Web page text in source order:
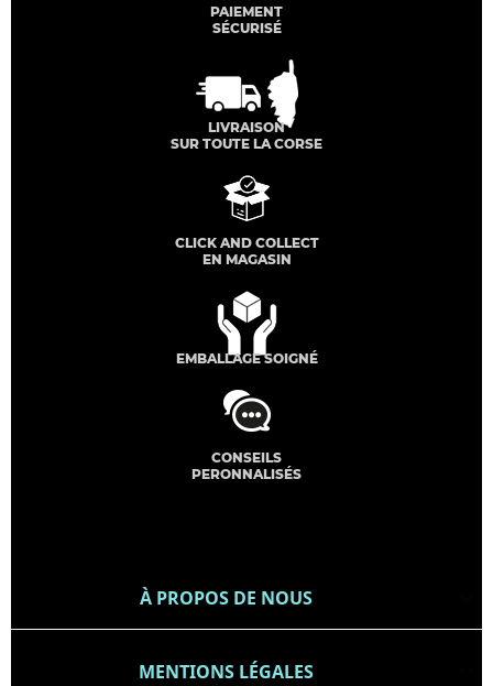
PAIEMENT
SÉCURISÉ
LIVRAISON
SUR TOUTE LA CORSE
CLICK AND COLLECT
EN MAGASIN
EMBALLAGE SOIGNÉ
CONSEILS
PERONNALISÉS
À PROPOS DE NOUS
MENTIONS LÉGALES